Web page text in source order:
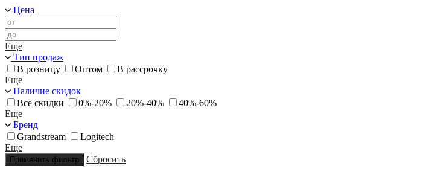
Цена
Еще
Тип продаж
В розницу
Оптом
В рассрочку
Еще
Наличие скидок
Все скидки
0%-20% 20%-40%
40%-60%
Еще
Бренд
Grandstream
Logitech
Еще
Применить фильтр Сбросить